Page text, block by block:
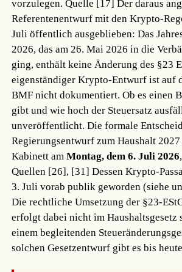
vorzulegen.Quelle [17] Der daraus
Referentenentwurf mit den Krypto-
Juli öffentlich ausgeblieben: Das
2026, das am 26. Mai 2026 in die
ging, enthält keine Änderung des §23
eigenständiger Krypto-Entwurf ist auf
BMF nicht dokumentiert. Ob es einen
gibt und wie hoch der Steuersatz
unveröffentlicht. Die formale
Regierungsentwurf zum Haushalt
Kabinett amMontag, dem 6. Juli 2026
Quellen [26], [31] Dessen Krypto-
3. Juli vorab publik geworden (siehe
Die rechtliche Umsetzung der §23-
erfolgt dabei nicht im Haushaltsgesetz
einem begleitenden
solchen Gesetzentwurf gibt es bis